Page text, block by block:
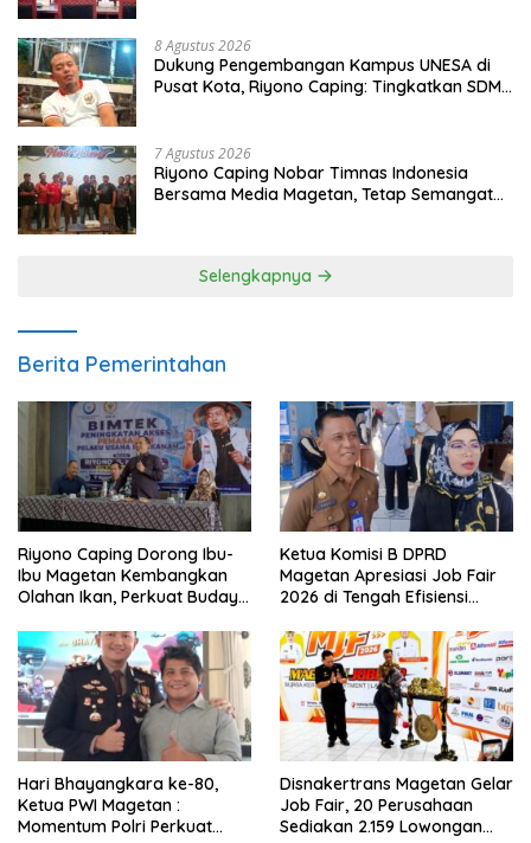
8 Agustus 2026
Dukung Pengembangan Kampus UNESA di
Pusat Kota, Riyono Caping: Tingkatkan SDM
7 Agustus 2026
Riyono Caping Nobar Timnas Indonesia
Bersama Media Magetan, Tetap Semangat
Selengkapnya
Berita Pemerintahan
Riyono Caping Dorong Ibu-
Ibu Magetan Kembangkan
Olahan Ikan, Perkuat Budaya
Ketua Komisi B DPRD
Magetan Apresiasi Job Fair
2026 di Tengah Efisiensi
Hari Bhayangkara ke-80,
Ketua PWI Magetan :
Momentum Polri Perkuat
Disnakertrans Magetan Gelar
Job Fair, 20 Perusahaan
Sediakan 2.159 Lowongan